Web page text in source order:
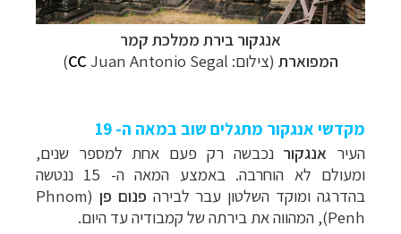
אנגקור בירת ממלכת קמר
המפוארת (צילום: CC Juan Antonio Segal)
מקדשי אנגקור מתגלים שוב במאה ה- 19
העיר אנגקורנכבשה רק פעם אחת למספר שנים,
ומעולם לא הוחרבה.
באמצע המאה ה- 15 ננטשה
בהדרגה ומוקד השלטון עבר לבירה פנום פן (
Phnom
Penh), המהווה את בירתה של קמבודיה עד היום.